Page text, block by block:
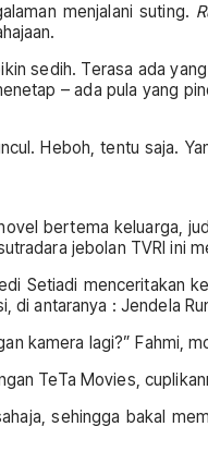
menjalani suting.
sedih. Terasa ada
– ada pula yang
Heboh, tentu saja.
bertema keluarga,
jebolan TVRI ini
Setiadi menceritakan
antaranya : Jendela
kamera lagi?” Fahmi,
TeTa Movies,
sehingga bakal